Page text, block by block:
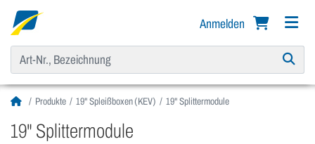
Anmelden
Produkte 19" Spleißboxen (KEV) 19" Splittermodule
19" Splittermodule